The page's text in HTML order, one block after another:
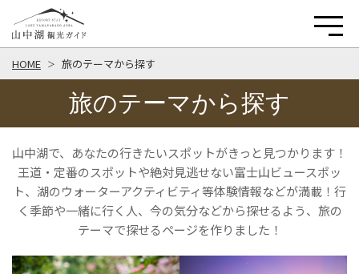
HOME 旅のテーマから探す
旅のテーマから探す
山中湖で、あなたの行きたいスポットがきっと見つかります！
王道・定番のスポットや絶対見逃せない富士山ビュースポッ
ト、湖のウォーターアクティビティ等体験情報などが満載！行
く季節や一緒に行く人、今の気分などから探せるよう、旅の
テーマで探せるページを作りました！